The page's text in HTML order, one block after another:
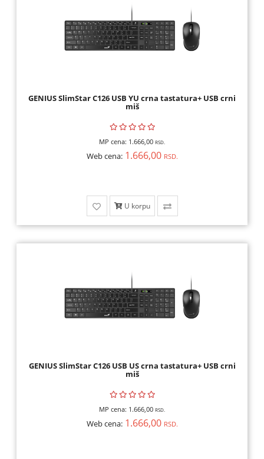
GENIUS SlimStar C126 USB YU crna tastatura+ USB crni
miš
MP cena: 1.666,00 RSD.
Web cena: 1.666,00 RSD.
U korpu
GENIUS SlimStar C126 USB US crna tastatura+ USB crni
miš
MP cena: 1.666,00 RSD.
Web cena: 1.666,00 RSD.